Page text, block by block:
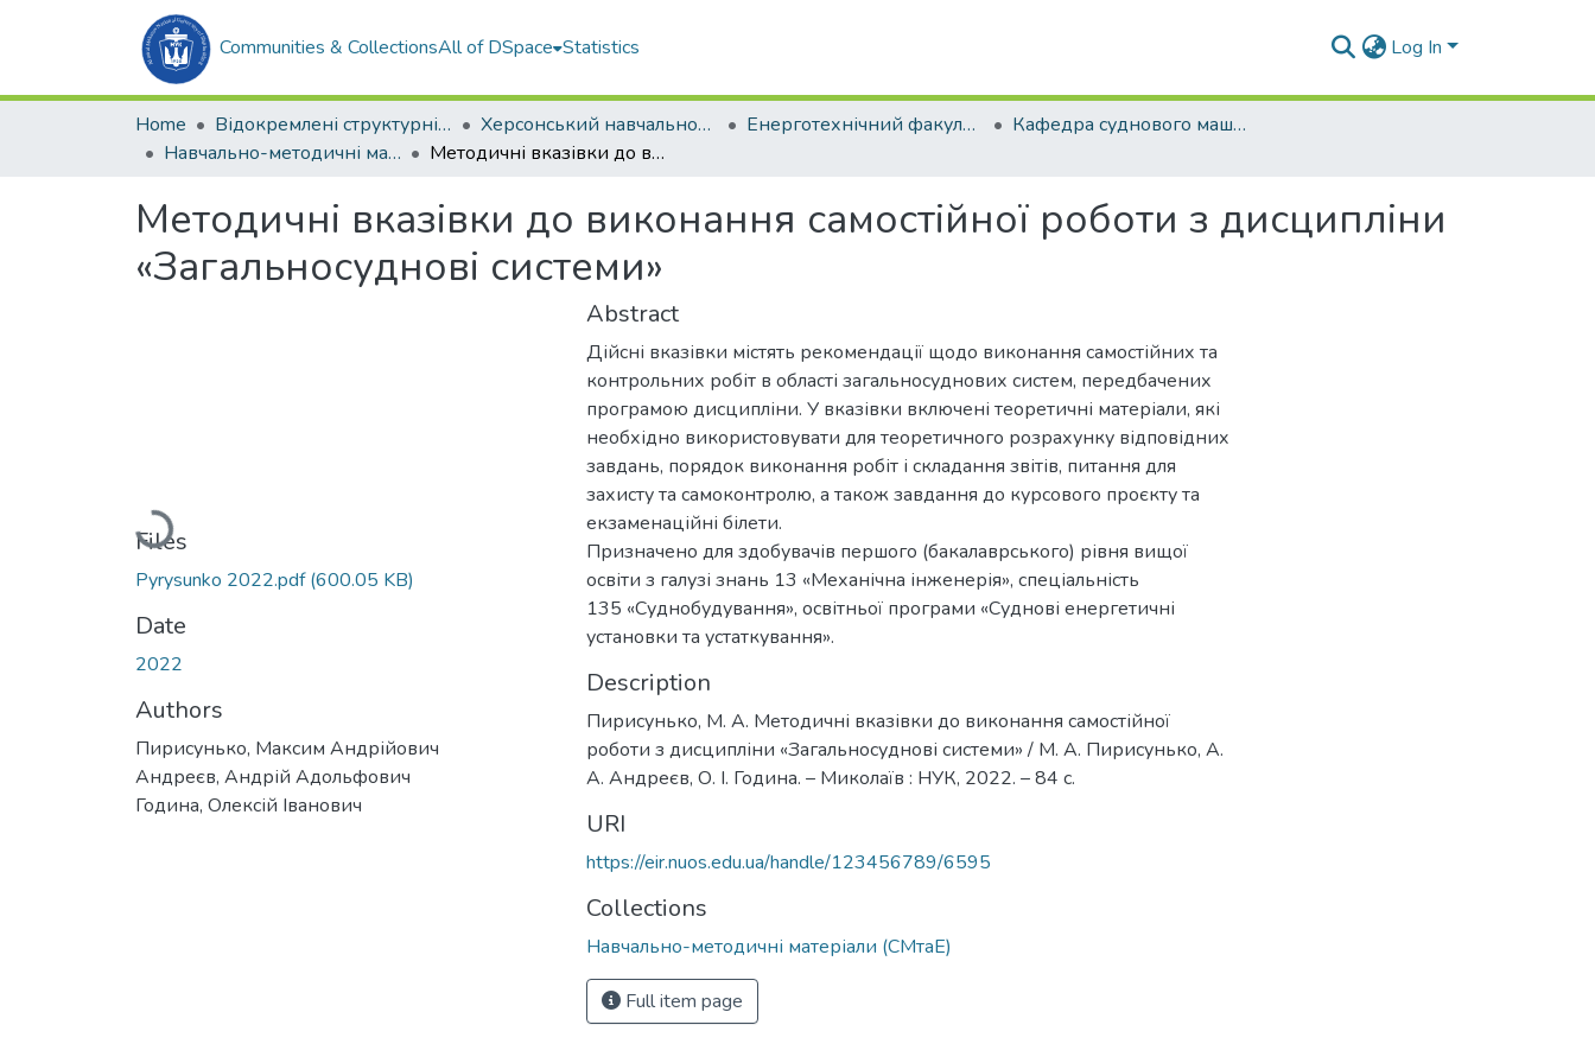
Communities & CollectionsAll of DSpace Statistics Log In
Home Відокремлені структурні підрозділи НУК ім. адм. Макарова Херсонський навчально-науковий інститут НУК ім. адм. Макарова (ХННІ НУК) Енерготехнічний факультет
Кафедра суднового машинобудування та енергетики (СМтаЕ)
Навчально-методичні матеріали (СМтаЕ)
Методичні вказівки до виконання самостійної роботи з дисципліни «Загальносуднові системи»
Методичні вказівки до виконання самостійної роботи з дисципліни
«Загальносуднові системи»
Loading...
Files
Pyrysunko 2022.pdf(600.05 KB)
Date
2022
Authors
Пирисунько, Максим Андрійович
Андреєв, Андрій Адольфович
Година, Олексій Іванович
Abstract
Дійсні вказівки містять рекомендації щодо виконання самостійних та
контрольних робіт в області загальносуднових систем, передбачених
програмою дисципліни. У вказівки включені теоретичні матеріали, які
необхідно використовувати для теоретичного розрахунку відповідних
завдань, порядок виконання робіт і складання звітів, питання для
захисту та самоконтролю, а також завдання до курсового проєкту та
екзаменаційні білети.
Призначено для здобувачів першого (бакалаврського) рівня вищої
освіти з галузі знань 13 «Механічна інженерія», спеціальність
135 «Суднобудування», освітньої програми «Суднові енергетичні
установки та устаткування».
Description
Пирисунько, М. А. Методичні вказівки до виконання самостійної
роботи з дисципліни «Загальносуднові системи» / М. А. Пирисунько, А.
А. Андреєв, О. І. Година. – Миколаїв : НУК, 2022. – 84 с.
URI
https://eir.nuos.edu.ua/handle/123456789/6595
Collections
Навчально-методичні матеріали (СМтаЕ)
Full item page